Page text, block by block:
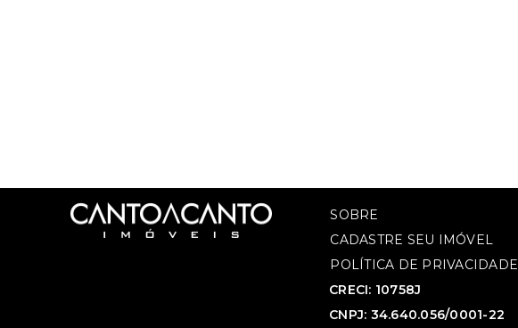
SOBRE
CADASTRE SEU IMÓVEL
POLÍTICA DE PRIVACIDADE
CRECI: 10758J
CNPJ: 34.640.056/0001-22